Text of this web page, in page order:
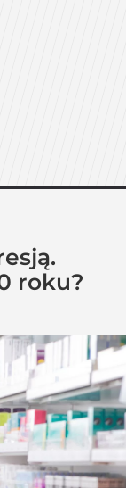
roku?